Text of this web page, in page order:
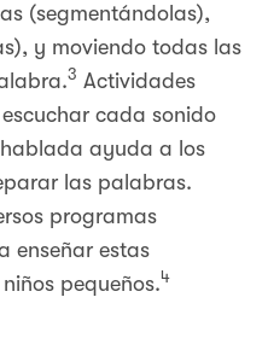
(segmentándolas),
y moviendo todas las
3 Actividades
cada sonido
ayuda a los
las palabras.
programas
enseñar estas
pequeños.4